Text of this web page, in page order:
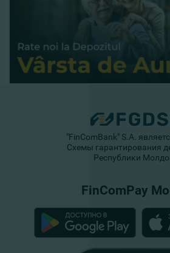
"FinComBank" S.A.
Схемы гарантирования
Республики
FinComPay